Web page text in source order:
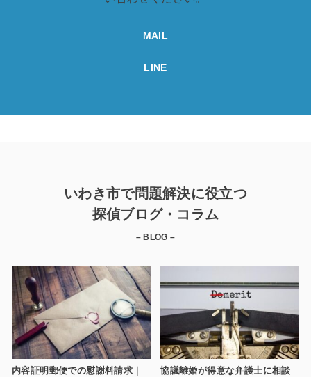
MAIL
LINE
いわき市で問題解決に役立つ
探偵ブログ・コラム
– BLOG –
内容証明郵便での慰謝料請求｜
協議離婚が得意な弁護士に相談